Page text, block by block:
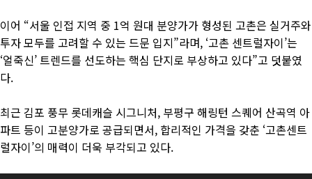
이어 “서울 인접 지역 중 1억 원대 분양가가 형성된 고촌은 실거주와
투자 모두를 고려할 수 있는 드문 입지”라며, ‘고촌 센트럴자이’는
‘얼죽신’ 트렌드를 선도하는 핵심 단지로 부상하고 있다”고 덧붙였
다.
최근 김포 풍무 롯데캐슬 시그니처, 부평구 해링턴 스퀘어 산곡역 아
파트 등이 고분양가로 공급되면서, 합리적인 가격을 갖춘 ‘고촌센트
럴자이’의 매력이 더욱 부각되고 있다.